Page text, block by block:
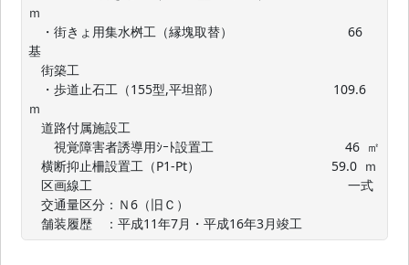
ｍ
・街きょ用集水桝工（縁塊取替）　　　　　　　　　66
基
街築工
・歩道止石工（155型,平坦部）　　　　 　　　　  109.6
ｍ
道路付属施設工
視覚障害者誘導用ｼｰﾄ設置工　　　　　　　　　　 46  ㎡
横断抑止柵設置工（P1-Pt）　　　　　　　 　　　59.0  ｍ
区画線工　　　　　　　　　　　　　　　　　　　　一式
交通量区分：Ｎ6（旧Ｃ）
舗装履歴　：平成11年7月・平成16年3月竣工